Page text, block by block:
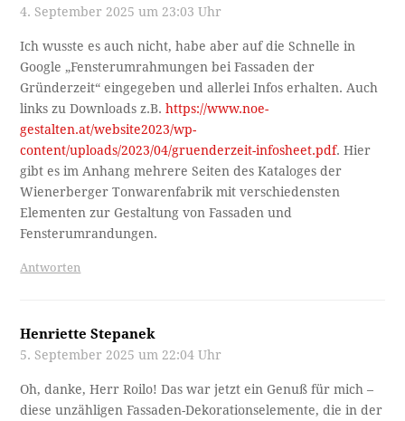
4. September 2025 um 23:03 Uhr
Ich wusste es auch nicht, habe aber auf die Schnelle in
Google „Fensterumrahmungen bei Fassaden der
Gründerzeit“ eingegeben und allerlei Infos erhalten. Auch
links zu Downloads z.B.https://www.noe-
gestalten.at/website2023/wp-
content/uploads/2023/04/gruenderzeit-infosheet.pdf. Hier
gibt es im Anhang mehrere Seiten des Kataloges der
Wienerberger Tonwarenfabrik mit verschiedensten
Elementen zur Gestaltung von Fassaden und
Fensterumrandungen.
Antworten
Henriette Stepanek
5. September 2025 um 22:04 Uhr
Oh, danke, Herr Roilo! Das war jetzt ein Genuß für mich –
diese unzähligen Fassaden-Dekorationselemente, die in der